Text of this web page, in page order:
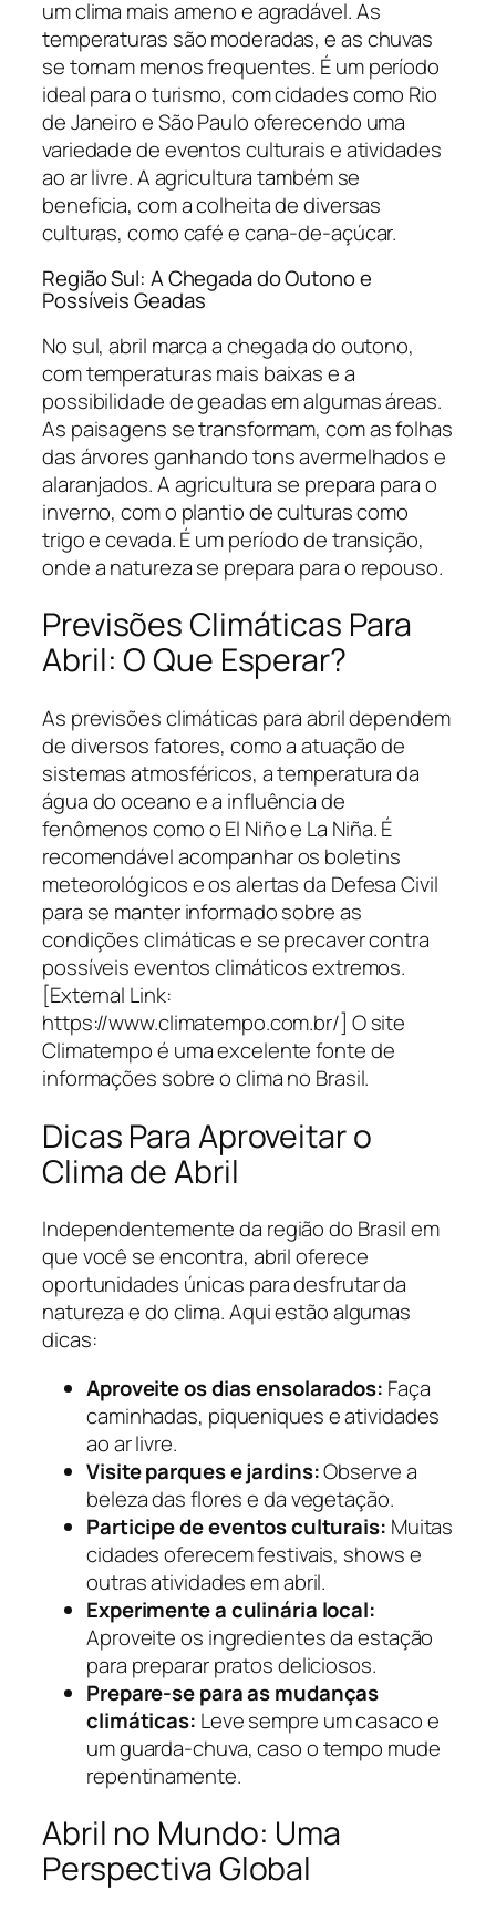
um clima mais ameno e agradável. As
temperaturas são moderadas, e as chuvas
se tornam menos frequentes. É um período
ideal para o turismo, com cidades como Rio
de Janeiro e São Paulo oferecendo uma
variedade de eventos culturais e atividades
ao ar livre. A agricultura também se
beneficia, com a colheita de diversas
culturas, como café e cana-de-açúcar.
Região Sul: A Chegada do Outono e
Possíveis Geadas
No sul, abril marca a chegada do outono,
com temperaturas mais baixas e a
possibilidade de geadas em algumas áreas.
As paisagens se transformam, com as folhas
das árvores ganhando tons avermelhados e
alaranjados. A agricultura se prepara para o
inverno, com o plantio de culturas como
trigo e cevada. É um período de transição,
onde a natureza se prepara para o repouso.
Previsões Climáticas Para
Abril: O Que Esperar?
As previsões climáticas para abril dependem
de diversos fatores, como a atuação de
sistemas atmosféricos, a temperatura da
água do oceano e a influência de
fenômenos como o El Niño e La Niña. É
recomendável acompanhar os boletins
meteorológicos e os alertas da Defesa Civil
para se manter informado sobre as
condições climáticas e se precaver contra
possíveis eventos climáticos extremos.
[External Link:
https://www.climatempo.com.br/] O site
Climatempo é uma excelente fonte de
informações sobre o clima no Brasil.
Dicas Para Aproveitar o
Clima de Abril
Independentemente da região do Brasil em
que você se encontra, abril oferece
oportunidades únicas para desfrutar da
natureza e do clima. Aqui estão algumas
dicas:
Aproveite os dias ensolarados: Faça
caminhadas, piqueniques e atividades
ao ar livre.
Visite parques e jardins:Observe a
beleza das flores e da vegetação.
Participe de eventos culturais: Muitas
cidades oferecem festivais, shows e
outras atividades em abril.
Experimente a culinária local:
Aproveite os ingredientes da estação
para preparar pratos deliciosos.
Prepare-se para as mudanças
climáticas: Leve sempre um casaco e
um guarda-chuva, caso o tempo mude
repentinamente.
Abril no Mundo: Uma
Perspectiva Global